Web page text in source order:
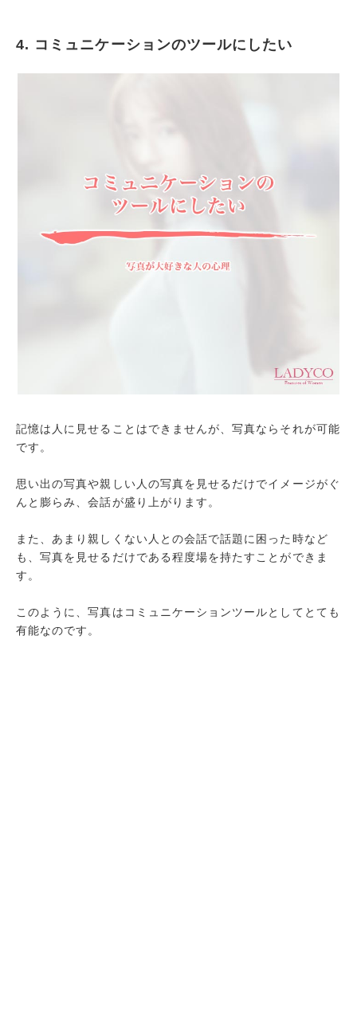
4. コミュニケーションのツールにしたい
記憶は人に見せることはできませんが、写真ならそれが可能
です。
思い出の写真や親しい人の写真を見せるだけでイメージがぐ
んと膨らみ、会話が盛り上がります。
また、あまり親しくない人との会話で話題に困った時など
も、写真を見せるだけである程度場を持たすことができま
す。
このように、写真はコミュニケーションツールとしてとても
有能なのです。